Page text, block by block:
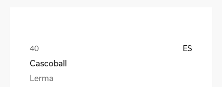
ES
Cascoball
Lerma